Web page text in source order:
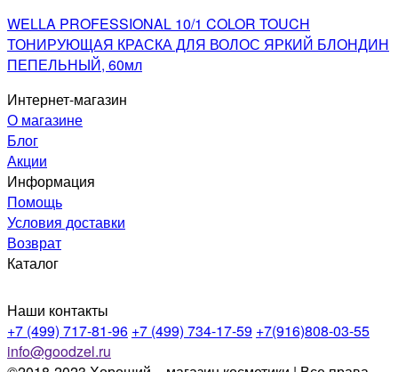
WELLA PROFESSIONAL 10/1 COLOR TOUCH
ТОНИРУЮЩАЯ КРАСКА ДЛЯ ВОЛОС ЯРКИЙ БЛОНДИН
ПЕПЕЛЬНЫЙ, 60мл
Интернет-магазин
О магазине
Блог
Акции
Информация
Помощь
Условия доставки
Возврат
Каталог
Наши контакты
+7 (499) 717-81-96 +7 (499) 734-17-59 +7(916)808-03-55
info@goodzel.ru